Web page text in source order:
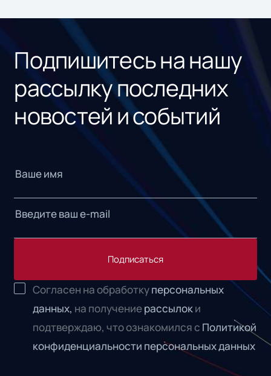
Подпишитесь на нашу
рассылку последних
новостей и событий
Подписаться
Согласен на обработкуперсональных
данных, на получениерассылоки
подтверждаю, что ознакомился с Политикой
конфиденциальности персональных данных